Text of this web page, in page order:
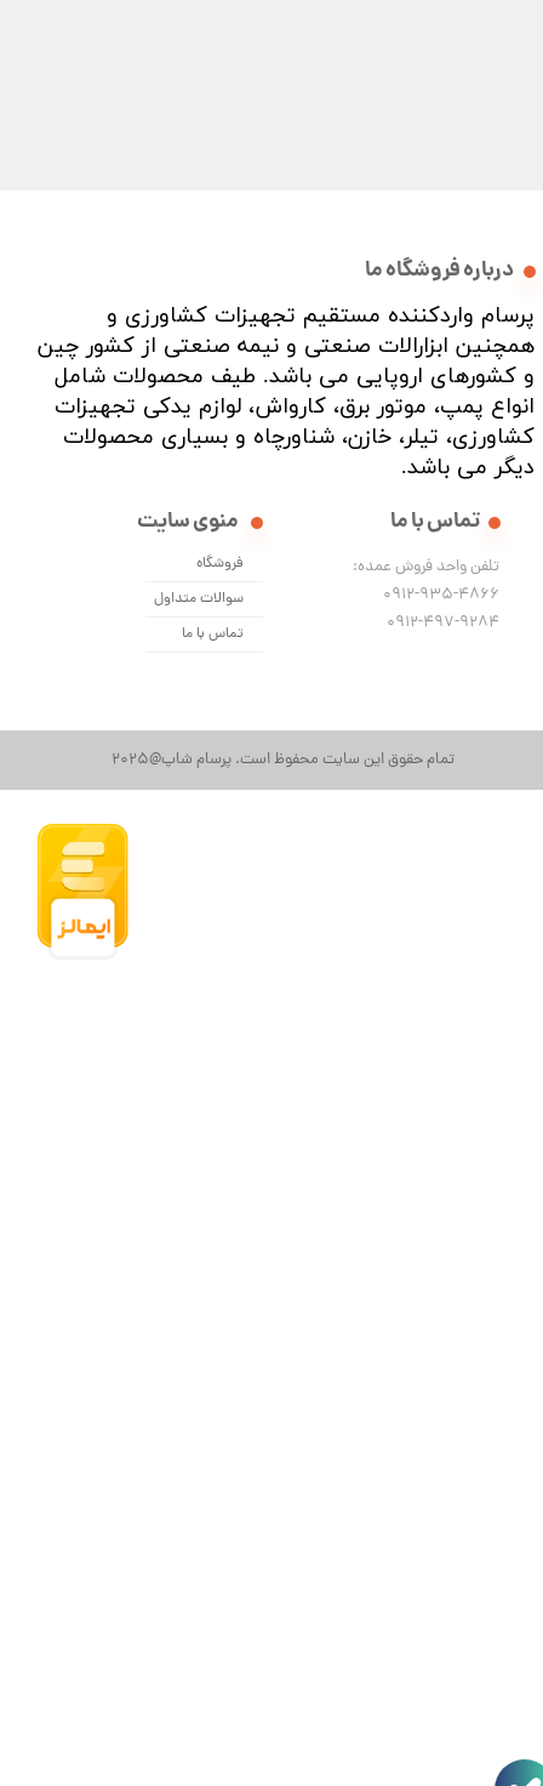
★★★
تمام حقوق این سایت محفوظ است. پرسام شاپ@2025
درباره فروشگاه ما
پرسام واردکننده مستقیم تجهیزات کشاورزی و
همچنین ابزارالات صنعتی و نیمه صنعتی از کشور چین
و کشورهای اروپایی می باشد. طیف محصولات شامل
انواع پمپ، موتور برق، کارواش، لوازم یدکی تجهیزات
کشاورزی، تیلر، خازن، شناورچاه و بسیاری محصولات
دیگر می باشد. ​​​​​​​
منوی سایت
فروشگاه
سوالات متداول
تماس با ما
تماس با ما
تلفن واحد فروش عمده:
0912-935-4866
​​​​​​​0912-497-9284